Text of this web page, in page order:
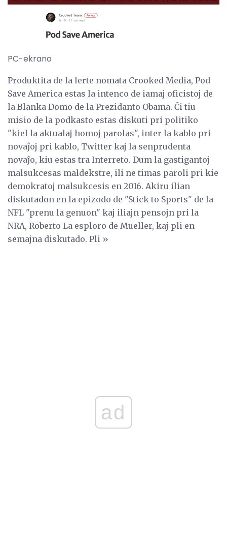
PC-ekrano
Produktita de la lerte nomata Crooked Media, Pod
Save America estas la intenco de iamaj oficistoj de
la Blanka Domo de la Prezidanto Obama. Ĉi tiu
misio de la podkasto estas diskuti pri politiko
"kiel la aktualaj homoj parolas", inter la kablo pri
novaĵoj pri kablo, Twitter kaj la senprudenta
novaĵo, kiu estas tra Interreto. Dum la gastigantoj
malsukcesas maldekstre, ili ne timas paroli pri kie
demokratoj malsukcesis en 2016. Akiru ilian
diskutadon en la epizodo de "Stick to Sports" de la
NFL "prenu la genuon" kaj iliajn pensojn pri la
NRA, Roberto La esploro de Mueller, kaj pli en
semajna diskutado. Pli »
ad